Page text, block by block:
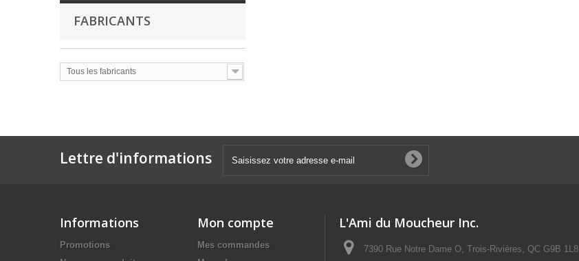
FABRICANTS
Tous les fabricants
Lettre d'informations
Informations
Promotions
Mon compte
Mes commandes
L'Ami du Moucheur Inc.
7390 Rue Notre Dame O, Trois-Rivières, QC G9B 1L8